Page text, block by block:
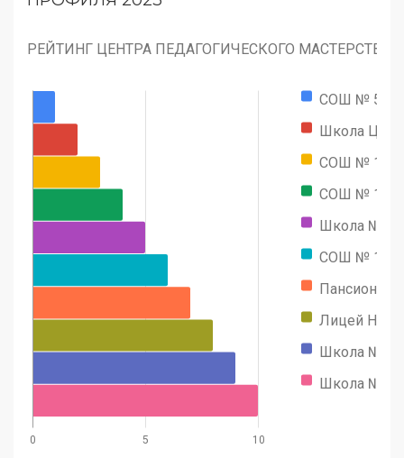
РЕЙТИНГ ЦЕНТРА ПЕДАГОГИЧЕСКОГО МАСТЕРСТВА
СОШ № 548
Школа ЦПМ
СОШ №
СОШ №
Школа №
СОШ №
Пансион
Лицей НИУ
Школа №
Школа №
0 5 10